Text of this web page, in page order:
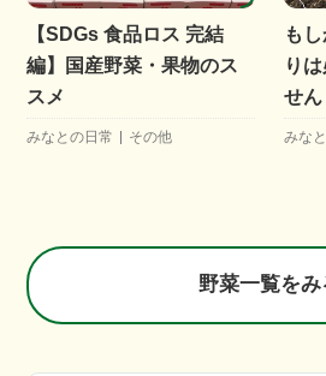
【SDGs 食品ロス 完結
編】国産野菜・果物のス
スメ
みなとの日常 その他
も
り
せん
みな
野菜一覧をみ